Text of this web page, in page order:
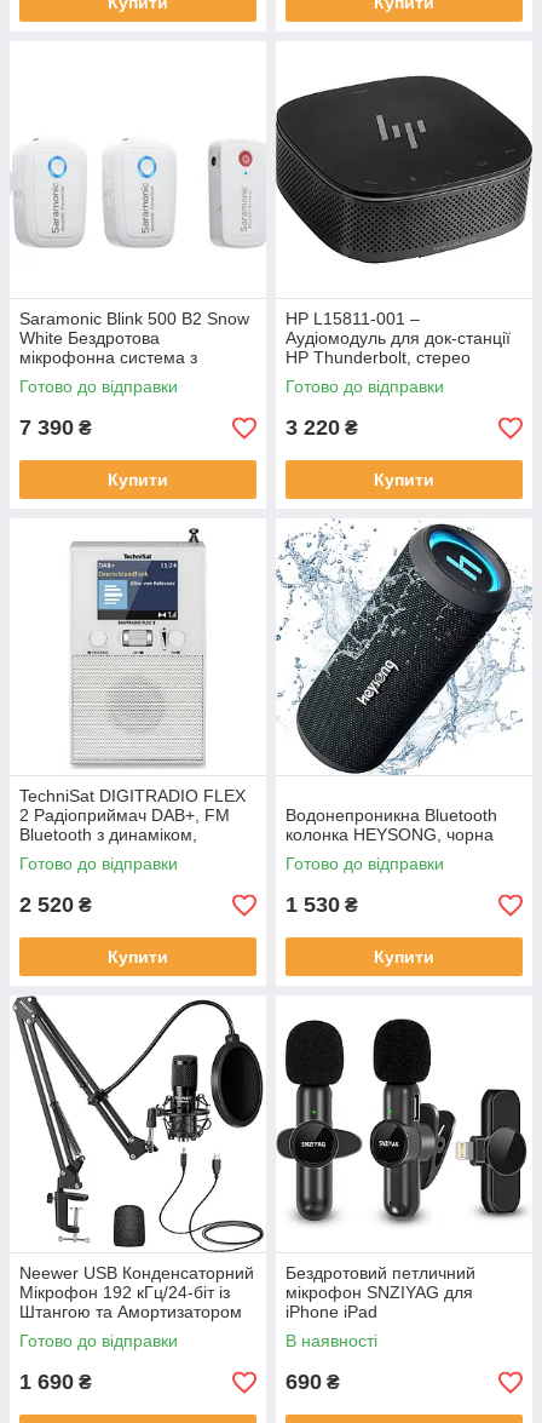
Saramonic Blink 500 B2 Snow
White Бездротова
мікрофонна система з
петличним кріпленням на 2
особи
Готово до відправки
7 390 ₴
Купити
HP L15811-001 –
Аудіомодуль для док-станції
HP Thunderbolt, стерео
динаміки та мікрофони,
сумісний з ProBook, EliteBook
Готово до відправки
3 220 ₴
Купити
TechniSat DIGITRADIO FLEX
2 Радіоприймач DAB+, FM
Bluetooth з динаміком,
будильник білий
Готово до відправки
2 520 ₴
Купити
Водонепроникна Bluetooth
колонка HEYSONG, чорна
Готово до відправки
1 530 ₴
Купити
Neewer USB Конденсаторний
Мікрофон 192 кГц/24-біт із
Штангою та Амортизатором
для YouTube, Подкастів та
Zoom
Готово до відправки
1 690 ₴
Бездротовий петличний
мікрофон SNZIYAG для
iPhone iPad
В наявності
690 ₴